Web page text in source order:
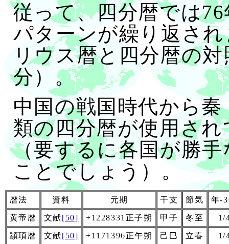
従って、四分暦では
パターンが繰り返さ
リウス暦と四分暦の
分）。
中国の戦国時代から
類の四分暦が使用さ
（要するに各国が勝
ことでしょう）。
暦法 資料 元期 干支 節気 年-
黄帝暦 文献[50] +1228331正子朔 甲子 冬至 1/
顓頊暦 文献[50] +1171396正午朔 己巳 立春 1/